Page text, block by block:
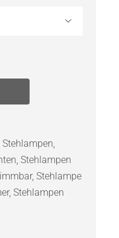

Stehlampen,
, Stehlampen
, Stehlampe
, Stehlampen